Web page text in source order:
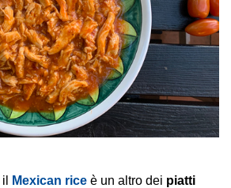
Mexican rice è un altro dei piatti